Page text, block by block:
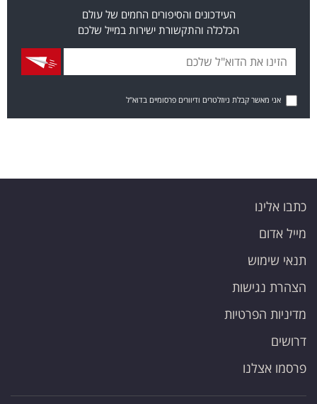
העידכונים והסיפורים החמים של עולם
הכלכלה והתקשורת ישירות במייל שלכם
אני מאשר קבלת ניוזלטרים ודיוורים פרסומיים בדוא"ל
כתבו אלינו
מייל אדום
תנאי שימוש
הצהרת נגישות
מדיניות הפרטיות
דרושים
פרסמו אצלנו